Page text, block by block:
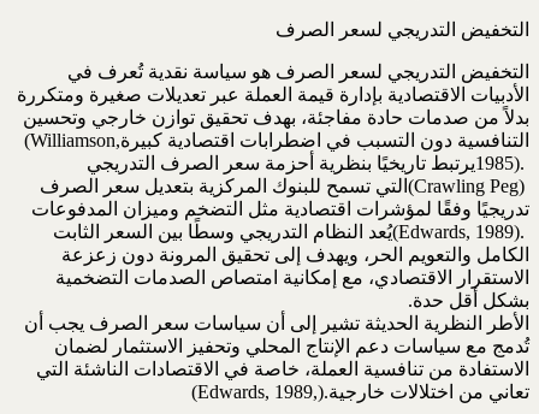
التخفيض التدريجي لسعر الصرف
التخفيض التدريجي لسعر الصرف هو سياسة نقدية تُعرف في
الأدبيات الاقتصادية بإدارة قيمة العملة عبر ‏تعديلات صغيرة ومتكررة
بدلاً من صدمات حادة مفاجئة، بهدف تحقيق توازن خارجي وتحسين
التنافسية دون ‏التسبب في اضطرابات اقتصادية كبيرة‎ (Williamson,
(Crawling Peg) ‎التي تسمح للبنوك المركزية بتعديل سعر الصرف
(Edwards, 1989). ‎يُعد النظام التدريجي وسطًا بين ‏السعر الثابت
الكامل والتعويم الحر، ويهدف إلى تحقيق المرونة دون زعزعة
الاستقرار الاقتصادي، مع ‏إمكانية امتصاص الصدمات التضخمية
بشكل أقل حدة.‏
الأطر النظرية الحديثة تشير إلى أن سياسات سعر الصرف يجب أن
تُدمج مع سياسات دعم الإنتاج المحلي ‏وتحفيز الاستثمار لضمان
الاستفادة من تنافسية العملة، خاصة في الاقتصادات الناشئة التي
تعاني من ‏اختلالات خارجية‎ (Edwards, 1989,).‎